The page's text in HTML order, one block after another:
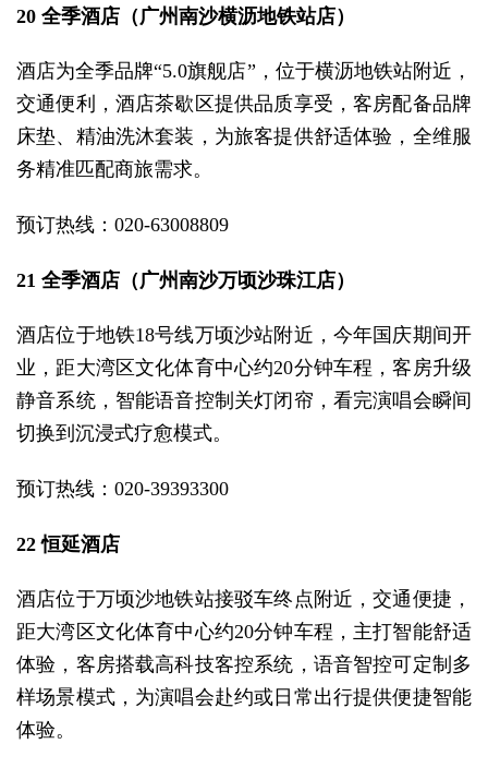
20 全季酒店（广州南沙横沥地铁站店）
酒店为全季品牌“5.0旗舰店”，位于横沥地铁站附近，
交通便利，酒店茶歇区提供品质享受，客房配备品牌
床垫、精油洗沐套装，为旅客提供舒适体验，全维服
务精准匹配商旅需求。
预订热线：020-63008809
21 全季酒店（广州南沙万顷沙珠江店）
酒店位于地铁18号线万顷沙站附近，今年国庆期间开
业，距大湾区文化体育中心约20分钟车程，客房升级
静音系统，智能语音控制关灯闭帘，看完演唱会瞬间
切换到沉浸式疗愈模式。
预订热线：020-39393300
22 恒延酒店
酒店位于万顷沙地铁站接驳车终点附近，交通便捷，
距大湾区文化体育中心约20分钟车程，主打智能舒适
体验，客房搭载高科技客控系统，语音智控可定制多
样场景模式，为演唱会赴约或日常出行提供便捷智能
体验。